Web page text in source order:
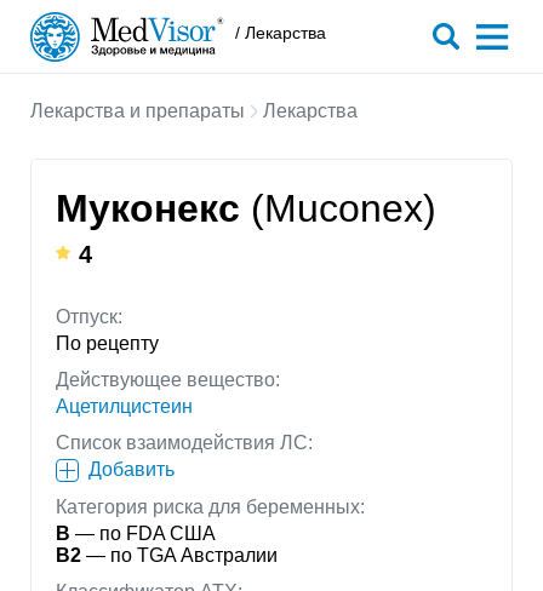
/ Лекарства
Лекарства и препараты Лекарства
Муконекс (Muconex)
4
Отпуск:
По рецепту
Действующее вещество:
Ацетилцистеин
Список взаимодействия ЛС:
Добавить
Категория риска для беременных:
B — по FDA США
B2 — по TGA Австралии